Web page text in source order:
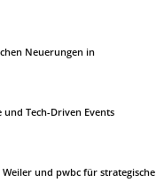
Neuerungen in
Tech-Driven Events
und pwbc für strategische